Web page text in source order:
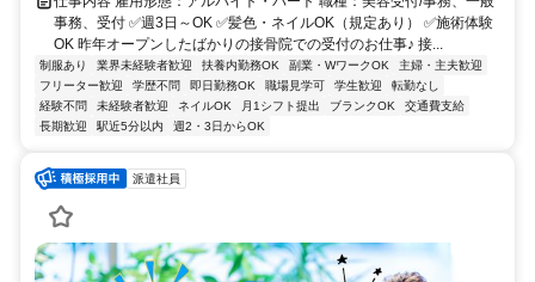
事務、受付 ✅週3日～OK ✅髪色・ネイルOK（規定あり） ✅施術体験
OK 昨年オープンしたばかりの接骨院での受付のお仕事♪ 接...
制服あり 業界未経験者歓迎 扶養内勤務OK 副業・WワークOK
主婦・主夫歓迎
フリーター歓迎
学歴不問 即日勤務OK 職場見学可 学生歓迎
転勤なし
経験不問
未経験者歓迎 ネイルOK 月1シフト提出 ブランクOK
交通費支給
長期歓迎
駅近5分以内 週2・3日からOK
派遣社員